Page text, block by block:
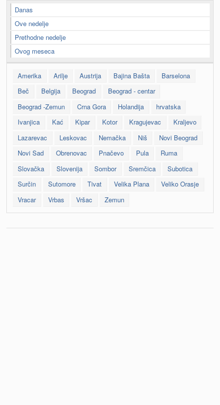
Danas
Ove nedelje
Prethodne nedelje
Ovog meseca
Amerika Arilje Austrija Bajina Bašta
Barselona
Beč
Belgija Beograd
Beograd - centar
Beograd -Zemun
Crna Gora Holandija
hrvatska
Ivanjica
Kać Kipar Kotor Kragujevac
Kraljevo
Lazarevac
Leskovac Nemačka Niš
Novi Beograd
Novi Sad
Obrenovac Pnačevo Pula
Ruma
Slovačka
Slovenija Sombor Sremčica
Subotica
Surčin
Sutomore Tivat Velika Plana
Veliko Orasje
Vracar
Vrbas Vršac Zemun